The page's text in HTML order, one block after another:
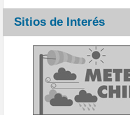
Sitios de Interés